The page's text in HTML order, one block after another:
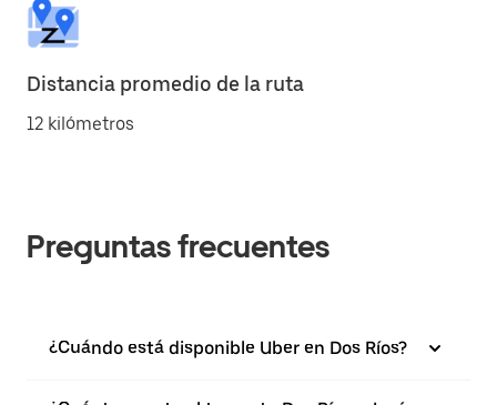
Distancia promedio de la ruta
12 kilómetros
Preguntas frecuentes
¿Cuándo está disponible Uber en Dos Ríos?